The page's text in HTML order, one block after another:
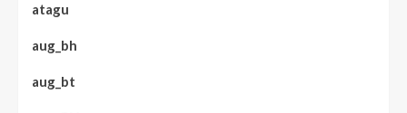
atagu
aug_bh
aug_bt